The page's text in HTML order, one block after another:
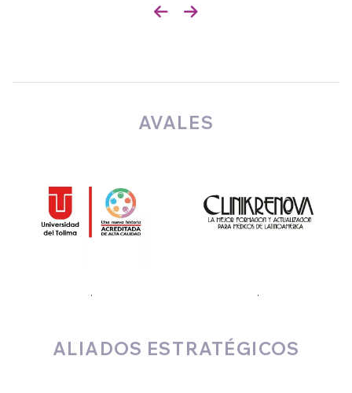
AVALES
. .
ALIADOS ESTRATÉGICOS